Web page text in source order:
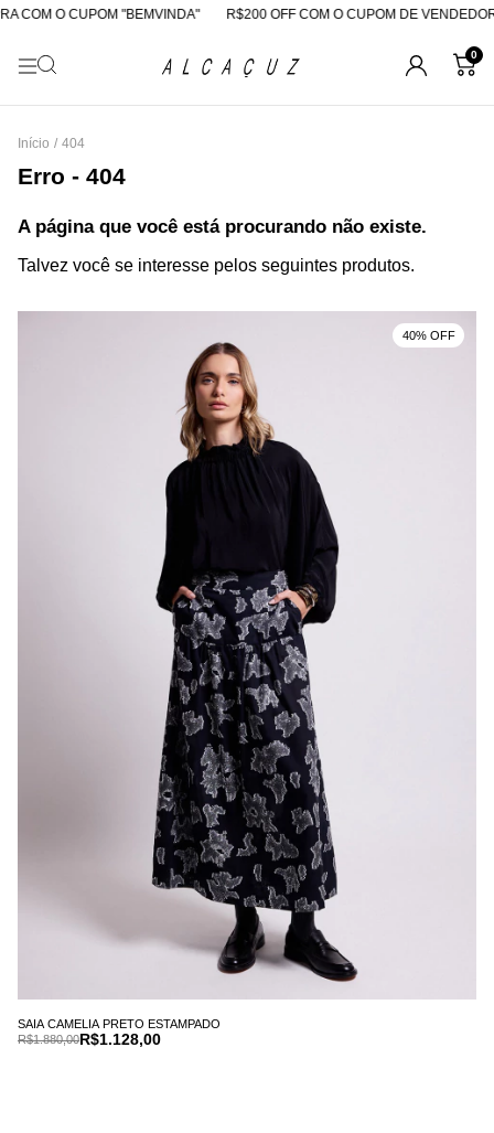
COM O CUPOM "BEMVINDA" R$200 OFF COM O CUPOM DE
0
Início / 404
Erro - 404
A página que você está procurando não existe.
Talvez você se interesse pelos seguintes produtos.
SAIA CAMELIA PRETO ESTAMPADO
R$1.128,00
R$1.880,00
40% OFF